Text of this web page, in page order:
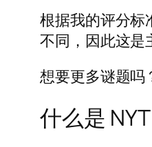
根据我的评分标
不同，因此这是
想要更多谜题吗
什么是